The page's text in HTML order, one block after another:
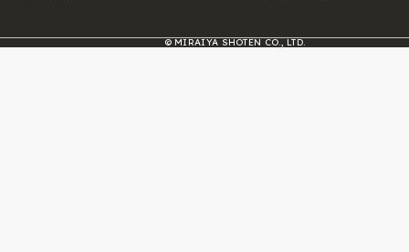
© MIRAIYA SHOTEN CO., LTD.